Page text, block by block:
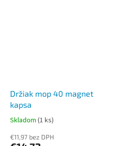
Držiak mop 40 magnet
kapsa
Skladom (1 ks)
€11,97 bez DPH